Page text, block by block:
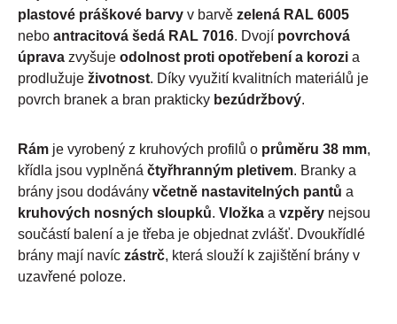
plastové práškové barvy v barvě zelená RAL 6005
nebo antracitová šedá RAL 7016. Dvojí povrchová
úprava zvyšuje odolnost proti opotřebení a korozi a
prodlužuje životnost. Díky využití kvalitních materiálů je
povrch branek a bran prakticky bezúdržbový.
Rám je vyrobený z kruhových profilů o průměru 38 mm,
křídla jsou vyplněná čtyřhranným pletivem. Branky a
brány jsou dodávány včetně nastavitelných pantů a
kruhových nosných sloupků. Vložka a vzpěry nejsou
součástí balení a je třeba je objednat zvlášť. Dvoukřídlé
brány mají navíc zástrč, která slouží k zajištění brány v
uzavřené poloze.